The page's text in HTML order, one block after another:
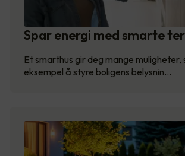
Spar energi med smarte
Et smarthus gir deg mange muligheter,
eksempel å styre boligens belysnin…